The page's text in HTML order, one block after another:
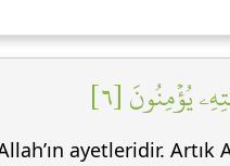
يُؤۡمِنُونَ [٦]
ayetleridir.